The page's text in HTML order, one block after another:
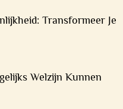
Transformeer Je
Welzijn Kunnen